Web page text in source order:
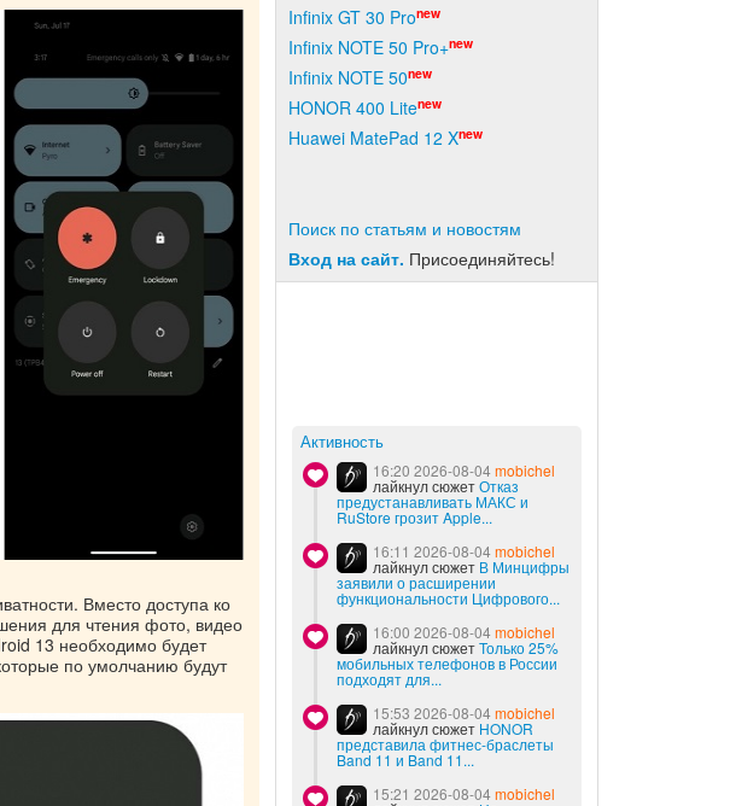
Вместо доступа ко
для чтения фото, видео
13 необходимо будет
по умолчанию будут
Infinix GT 30 Pronew
Infinix NOTE 50 Pro+new
Infinix NOTE 50new
HONOR 400 Litenew
Huawei MatePad 12 Xnew
Поиск по статьям и новостям
Вход на сайт. Присоединяйтесь!
Активность
16:20 2026-08-04mobichel
лайкнул сюжетОтказ
предустанавливать МАКС и
RuStore грозит Apple...
16:11 2026-08-04mobichel
лайкнул сюжет В Минцифры
заявили о расширении
функциональности Цифрового...
16:00 2026-08-04mobichel
лайкнул сюжетТолько 25%
мобильных телефонов в России
подходят для...
15:53 2026-08-04mobichel
лайкнул сюжет HONOR
представила фитнес-браслеты
Band 11 и Band 11...
15:21 2026-08-04mobichel